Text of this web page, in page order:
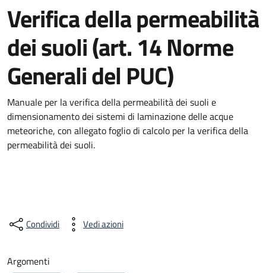
Verifica della permeabilità
dei suoli (art. 14 Norme
Generali del PUC)
Manuale per la verifica della permeabilità dei suoli e
dimensionamento dei sistemi di laminazione delle acque
meteoriche, con allegato foglio di calcolo per la verifica della
permeabilità dei suoli.
Condividi Vedi azioni
Argomenti